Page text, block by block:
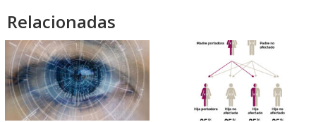
Relacionadas